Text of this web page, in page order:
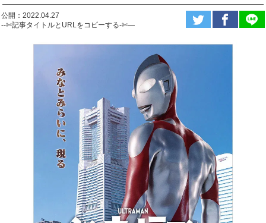
公開：2022.04.27
--✄記事タイトルとURLをコピーする-✄—